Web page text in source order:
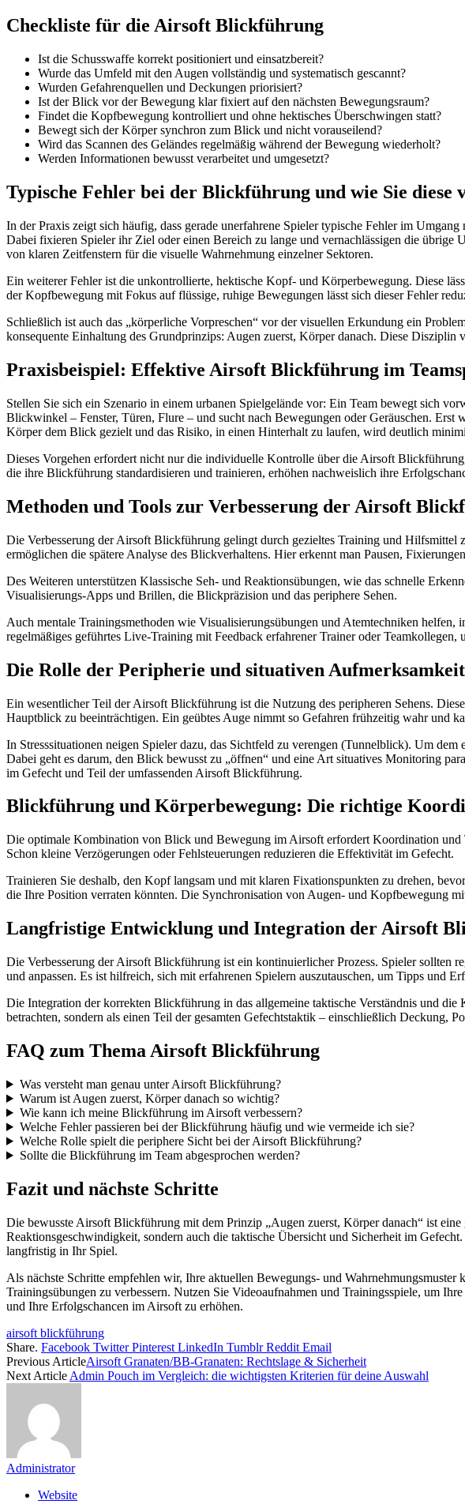
Checkliste für die Airsoft Blickführung
Ist die Schusswaffe korrekt positioniert und einsatzbereit?
Wurde das Umfeld mit den Augen vollständig und systematisch gescannt?
Wurden Gefahrenquellen und Deckungen priorisiert?
Ist der Blick vor der Bewegung klar fixiert auf den nächsten Bewegungsraum?
Findet die Kopfbewegung kontrolliert und ohne hektisches Überschwingen statt?
Bewegt sich der Körper synchron zum Blick und nicht vorauseilend?
Wird das Scannen des Geländes regelmäßig während der Bewegung wiederholt?
Werden Informationen bewusst verarbeitet und umgesetzt?
Typische Fehler bei der Blickführung und wie Sie diese
In der Praxis zeigt sich häufig, dass gerade unerfahrene Spieler typische Fehler im
Dabei fixieren Spieler ihr Ziel oder einen Bereich zu lange und vernachlässigen die übrige
von klaren Zeitfenstern für die visuelle Wahrnehmung einzelner Sektoren.
Ein weiterer Fehler ist die unkontrollierte, hektische Kopf- und Körperbewegung. Diese
der Kopfbewegung mit Fokus auf flüssige, ruhige Bewegungen lässt sich dieser Fehler
Schließlich ist auch das „körperliche Vorpreschen“ vor der visuellen Erkundung ein
konsequente Einhaltung des Grundprinzips: Augen zuerst, Körper danach. Diese
Praxisbeispiel: Effektive Airsoft Blickführung im
Stellen Sie sich ein Szenario in einem urbanen Spielgelände vor: Ein Team bewegt sich
Blickwinkel – Fenster, Türen, Flure – und sucht nach Bewegungen oder Geräuschen. Erst
Körper dem Blick gezielt und das Risiko, in einen Hinterhalt zu laufen, wird deutlich
Dieses Vorgehen erfordert nicht nur die individuelle Kontrolle über die Airsoft
die ihre Blickführung standardisieren und trainieren, erhöhen nachweislich ihre
Methoden und Tools zur Verbesserung der Airsoft
Die Verbesserung der Airsoft Blickführung gelingt durch gezieltes Training und Hilfsmittel
ermöglichen die spätere Analyse des Blickverhaltens. Hier erkennt man Pausen,
Des Weiteren unterstützen Klassische Seh- und Reaktionsübungen, wie das schnelle
Visualisierungs-Apps und Brillen, die Blickpräzision und das periphere Sehen.
Auch mentale Trainingsmethoden wie Visualisierungsübungen und Atemtechniken
regelmäßiges geführtes Live-Training mit Feedback erfahrener Trainer oder
Die Rolle der Peripherie und situativen
Ein wesentlicher Teil der Airsoft Blickführung ist die Nutzung des peripheren Sehens.
Hauptblick zu beeinträchtigen. Ein geübtes Auge nimmt so Gefahren frühzeitig wahr und
In Stresssituationen neigen Spieler dazu, das Sichtfeld zu verengen (Tunnelblick). Um
Dabei geht es darum, den Blick bewusst zu „öffnen“ und eine Art situatives Monitoring
im Gefecht und Teil der umfassenden Airsoft Blickführung.
Blickführung und Körperbewegung: Die richtige
Die optimale Kombination von Blick und Bewegung im Airsoft erfordert Koordination
Schon kleine Verzögerungen oder Fehlsteuerungen reduzieren die Effektivität im Gefecht.
Trainieren Sie deshalb, den Kopf langsam und mit klaren Fixationspunkten zu drehen,
die Ihre Position verraten könnten. Die Synchronisation von Augen- und Kopfbewegung
Langfristige Entwicklung und Integration der Airsoft
Die Verbesserung der Airsoft Blickführung ist ein kontinuierlicher Prozess. Spieler sollten
und anpassen. Es ist hilfreich, sich mit erfahrenen Spielern auszutauschen, um Tipps und
Die Integration der korrekten Blickführung in das allgemeine taktische Verständnis und
betrachten, sondern als einen Teil der gesamten Gefechtstaktik – einschließlich Deckung,
FAQ zum Thema Airsoft Blickführung
Was versteht man genau unter Airsoft Blickführung?
Warum ist Augen zuerst, Körper danach so wichtig?
Wie kann ich meine Blickführung im Airsoft verbessern?
Welche Fehler passieren bei der Blickführung häufig und wie vermeide ich sie?
Welche Rolle spielt die periphere Sicht bei der Airsoft Blickführung?
Sollte die Blickführung im Team abgesprochen werden?
Fazit und nächste Schritte
Die bewusste Airsoft Blickführung mit dem Prinzip „Augen zuerst, Körper danach“ ist
Reaktionsgeschwindigkeit, sondern auch die taktische Übersicht und Sicherheit im
langfristig in Ihr Spiel.
Als nächste Schritte empfehlen wir, Ihre aktuellen Bewegungs- und
Trainingsübungen zu verbessern. Nutzen Sie Videoaufnahmen und Trainingsspiele, um
und Ihre Erfolgschancen im Airsoft zu erhöhen.
airsoft blickführung
Share. Facebook Twitter Pinterest LinkedIn Tumblr Reddit Email
Previous ArticleAirsoft Granaten/BB-Granaten: Rechtslage & Sicherheit
Next Article Admin Pouch im Vergleich: die wichtigsten Kriterien für deine Auswahl
Administrator
Website